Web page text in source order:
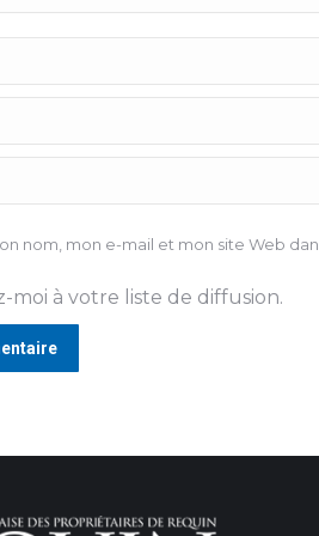
nom, mon e-mail et mon site Web
moi à votre liste de diffusion.